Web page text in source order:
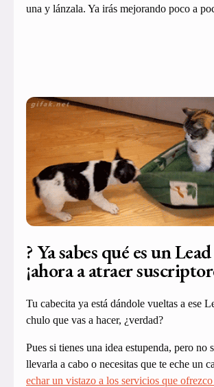
una y lánzala. Ya irás mejorando poco a
? Ya sabes qué es un
¡ahora a atraer
Tu cabecita ya está dándole vueltas a ese
chulo que vas a hacer, ¿verdad?
Pues si tienes una idea estupenda, pero no
llevarla a cabo o necesitas que te eche un
echar un vistazo a los servicios que